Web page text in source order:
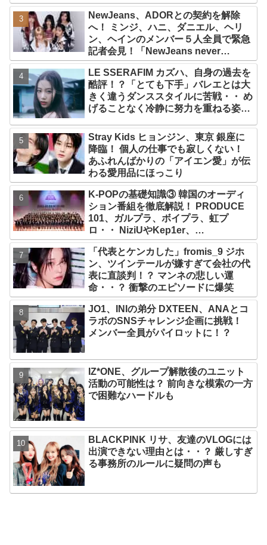
ラ”！？ 14日には新アルバム
『AMORTAGE』もリリース
NewJeans、ADORとの契約を解除
へ！ ミンジ、ハニ、ダニエル、ヘリ
ン、ヘインのメンバー５人全員で緊急
記者会見！「NewJeans never
dies!」と微笑みの宣言！ ADOR側、
2029年まで契約有効と主張
LE SSERAFIM カズハ、自身の過去を
酷評！？「とても下手」バレエとは大
きく違うダンススタイルに苦戦・・ め
げることなく冷静に努力を重ねる姿に
Stray Kids ヒョンジン、東京 銀座に
降臨！ 個人の仕事でも寂しくない！
あふれんばかりの「アイエン愛」が伝
わる愛用品にほっこり
K-POPの基礎知識③ 韓国のオーディ
ション番組を徹底解説！ PRODUCE
101、ガルプラ、ボイプラ、虹プ
ロ・・ NiziUやKep1er、
ZEROBASEONEら人気グループが
続々と誕生！ JO1やINI、ME:Iを生ん
だ日プまで一挙紹介
「代表とケンカした」fromis_9 ジホ
ン、ツインテールが嫌すぎて会社の代
表に直談判！？ マンネの悲しい運
命・・？ 衝撃のエピソードに爆笑
JO1、INIの弟分 DXTEEN、ANAとコ
ラボのSNSチャレンジ企画に挑戦！
メンバー全員がパイロットに！？
IZ*ONE、グループ解散後のユニット
活動の可能性は？ 前向きな模索の一方
で困難なハードルも
BLACKPINK リサ、友達のVLOGには
出演できない理由とは・・？ 厳しすぎ
る事務所のルールに疑問の声も